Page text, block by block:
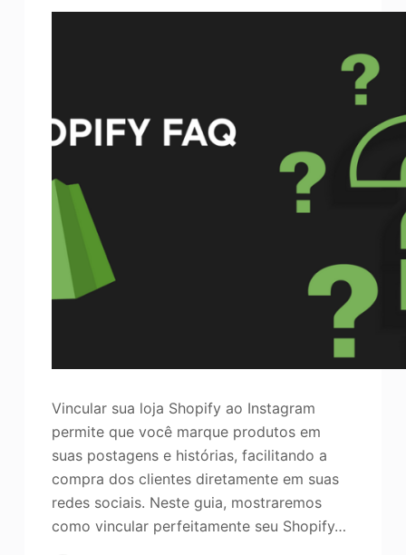
Vincular sua loja Shopify ao Instagram
permite que você marque produtos em
suas postagens e histórias, facilitando a
compra dos clientes diretamente em suas
redes sociais. Neste guia, mostraremos
como vincular perfeitamente seu Shopify…